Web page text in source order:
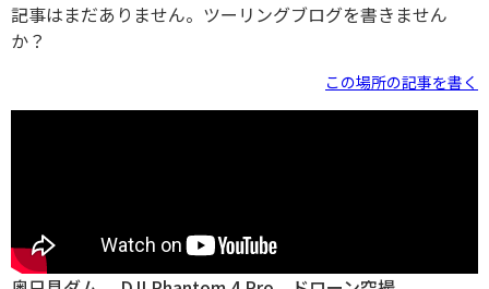
記事はまだありません。ツーリングブログを書きません
か？
この場所の記事を書く